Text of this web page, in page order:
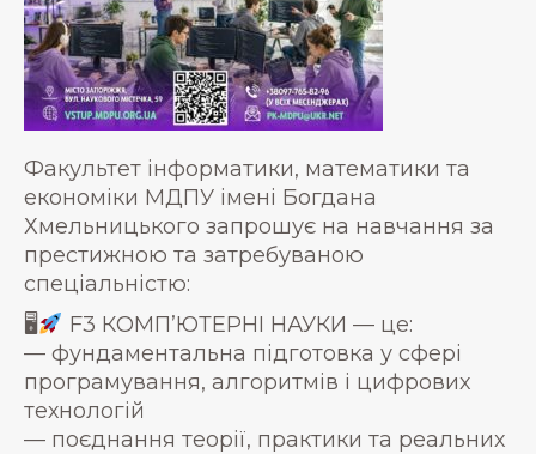
Факультет інформатики, математики та
економіки МДПУ імені Богдана
Хмельницького запрошує на навчання за
престижною та затребуваною
спеціальністю:
🖥
F3 КОМП’ЮТЕРНІ НАУКИ — це:
— фундаментальна підготовка у сфері
програмування, алгоритмів і цифрових
технологій
— поєднання теорії, практики та реальних